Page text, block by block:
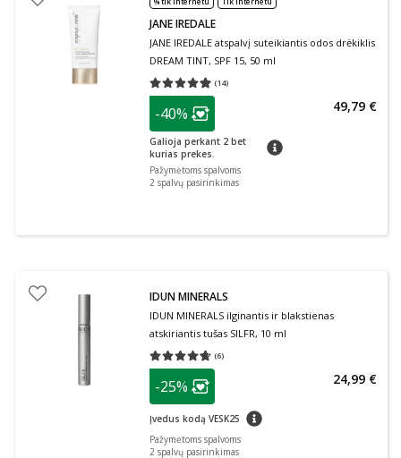
JANE IREDALE
JANE IREDALE atspalvį suteikiantis odos drėkiklis
DREAM TINT, SPF 15, 50 ml
(14)
Vidutinis įvertinimas 4.93
patarimas
Lojalumo klubo narių nuolaida
-40%
Galioja perkant 2 bet
kurias prekes.
patarimas
49,79 €
Pažymėtoms spalvoms
2 spalvų pasirinkimas
IDUN MINERALS
IDUN MINERALS ilginantis ir blakstienas
atskiriantis tušas SILFR, 10 ml
(6)
Vidutinis įvertinimas 4.67
patarimas
Lojalumo klubo narių nuolaida
-25%
Įvedus kodą VESK25 patarimas
24,99 €
Pažymėtoms spalvoms
2 spalvų pasirinkimas